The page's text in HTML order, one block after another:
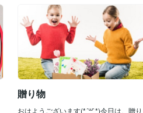
しょうか？わたしのアイコンが先月まで
イラストだったことを笑まだ10日ちょっ
としか経っていませんが懐かしいなぁ～
✨と思いながらこんなにも素敵なプレゼ
ントをいただけた幸せをかみしめながら
今月もいいご縁に恵まれて本当によかっ
た✨（まだ今月半分ありますが笑）そん
なほっこりする気持ちを画像と共にいた
だきました💕〇〇様、この場をお借りし
贈り物
おはようございます(*´꒳`*)今日は、贈り